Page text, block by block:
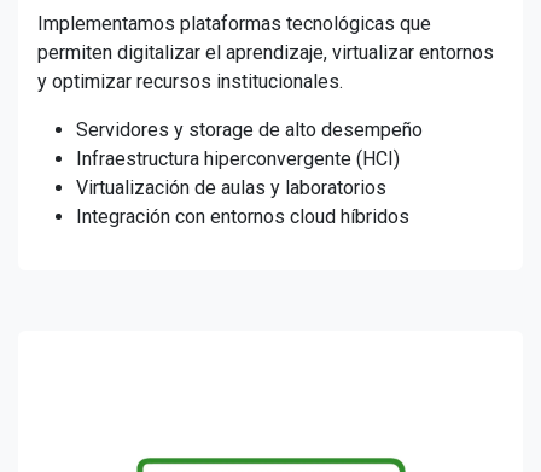
Implementamos plataformas tecnológicas que
permiten digitalizar el aprendizaje, virtualizar entornos
y optimizar recursos institucionales.
Servidores y storage de alto desempeño
Infraestructura hiperconvergente (HCI)
Virtualización de aulas y laboratorios
Integración con entornos cloud híbridos